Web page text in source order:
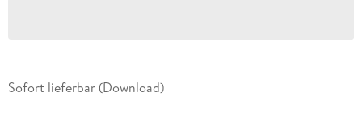
Sofort lieferbar (Download)